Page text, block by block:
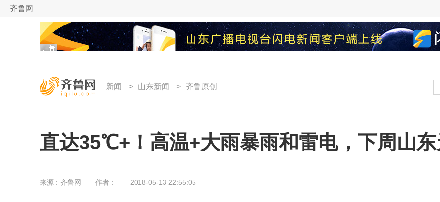
齐鲁网
新闻 > 山东新闻 > 齐鲁原创
直达35℃+！高温+大雨暴雨和雷电，下周山
来源： 齐鲁网 作者： 2018-05-13 22:55:05